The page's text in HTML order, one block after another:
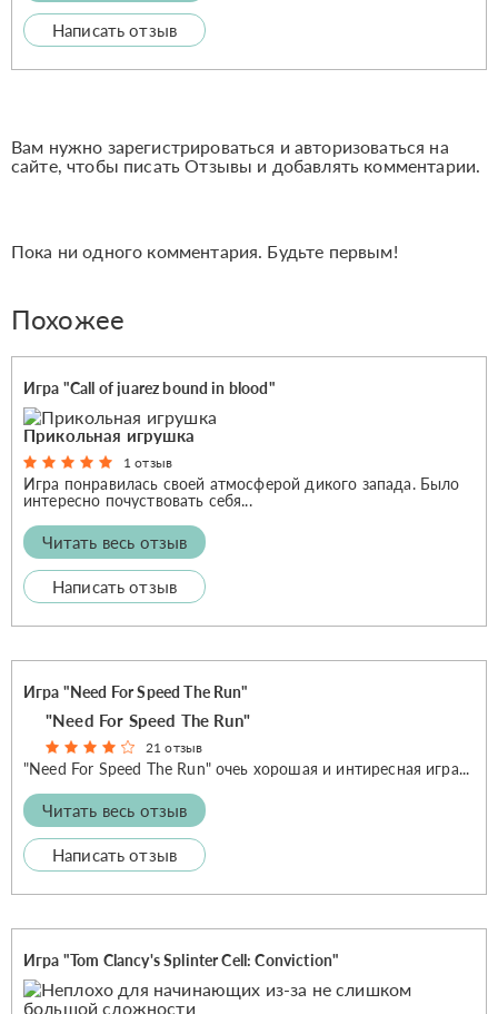
Написать отзыв
Вам нужно зарегистрироваться и авторизоваться на
сайте, чтобы писать Отзывы и добавлять комментарии.
Пока ни одного комментария. Будьте первым!
Похожее
Игра "Сall of juarez bound in blood"
Прикольная игрушка
1 отзыв
Игра понравилась своей атмосферой дикого запада. Было
интересно почуствовать себя...
Читать весь отзыв
Написать отзыв
Игра "Need For Speed The Run"
"Need For Speed The Run"
21 отзыв
"Need For Speed The Run" очеь хорошая и интиресная игра...
Читать весь отзыв
Написать отзыв
Игра "Tom Clancy's Splinter Cell: Conviction"